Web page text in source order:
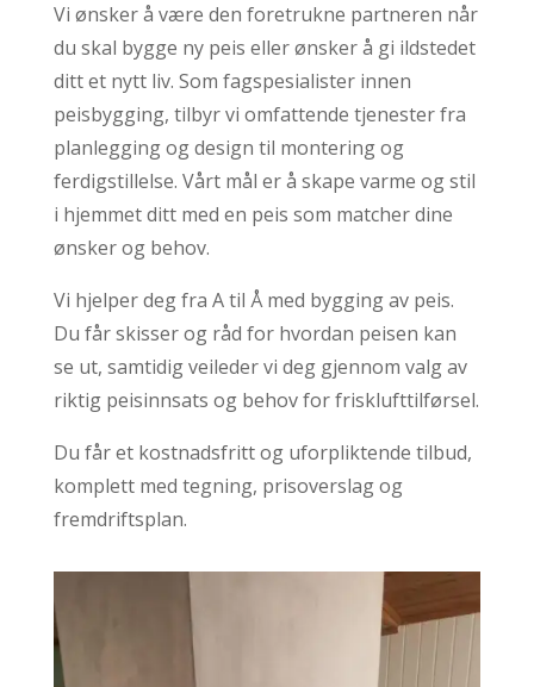
Vi ønsker å være den foretrukne partneren når
du skal bygge ny peis eller ønsker å gi ildstedet
ditt et nytt liv. Som fagspesialister innen
peisbygging, tilbyr vi omfattende tjenester fra
planlegging og design til montering og
ferdigstillelse. Vårt mål er å skape varme og stil
i hjemmet ditt med en peis som matcher dine
ønsker og behov.
Vi hjelper deg fra A til Å med bygging av peis.
Du får skisser og råd for hvordan peisen kan
se ut, samtidig veileder vi deg gjennom valg av
riktig peisinnsats og behov for frisklufttilførsel.
Du får et kostnadsfritt og uforpliktende tilbud,
komplett med tegning, prisoverslag og
fremdriftsplan.